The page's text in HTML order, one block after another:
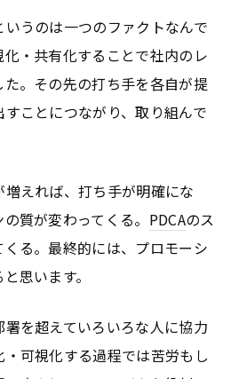
うのは一つのファクトなんで
・共有化することで社内のレ
。その先の打ち手を各自が提
ことにつながり、取り組んで
えれば、打ち手が明確にな
質が変わってくる。 PDCAのス
る。最終的には、プロモーシ
思います。
を超えていろいろな人に協力
可視化する過程では苦労もし